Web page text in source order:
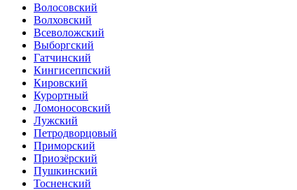
Волосовский
Волховский
Всеволожский
Выборгский
Гатчинский
Кингисеппский
Кировский
Курортный
Ломоносовский
Лужский
Петродворцовый
Приморский
Приозёрский
Пушкинский
Тосненский